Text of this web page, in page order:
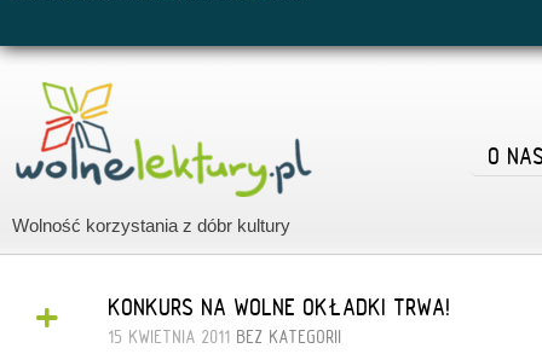
Wolność korzystania z dóbr kultury
O
+ KONKURS NA WOLNE OKŁADKI TRWA!
15 KWIETNIA 2011 BEZ KATEGORII